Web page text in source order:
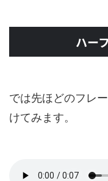
ハー
では先ほどのフレ
けてみます。